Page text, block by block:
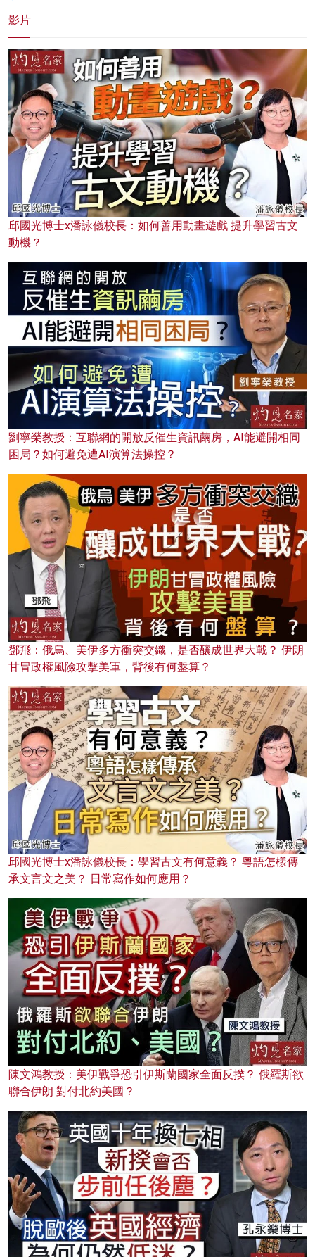
影片
邱國光博士x潘詠儀校長：如何善用動畫遊戲 提升學習古文
動機？
劉寧榮教授：互聯網的開放反催生資訊繭房，AI能避開相同
困局？如何避免遭AI演算法操控？
鄧飛：俄烏、美伊多方衝突交織，是否釀成世界大戰？ 伊朗
甘冒政權風險攻擊美軍，背後有何盤算？
邱國光博士x潘詠儀校長：學習古文有何意義？ 粵語怎樣傳
承文言文之美？ 日常寫作如何應用？
陳文鴻教授：美伊戰爭恐引伊斯蘭國家全面反撲？ 俄羅斯欲
聯合伊朗 對付北約美國？